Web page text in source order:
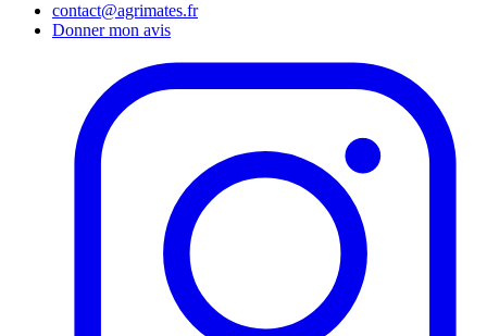
contact@agrimates.fr
Donner mon avis